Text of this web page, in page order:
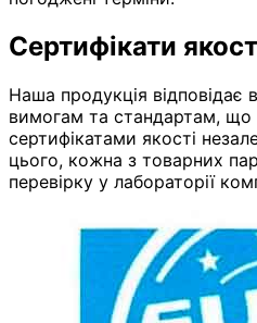
Сертифікати
Наша продукція відповідає
вимогам та стандартам, що
сертифікатами якості
цього, кожна з товарних
перевірку у лабораторії